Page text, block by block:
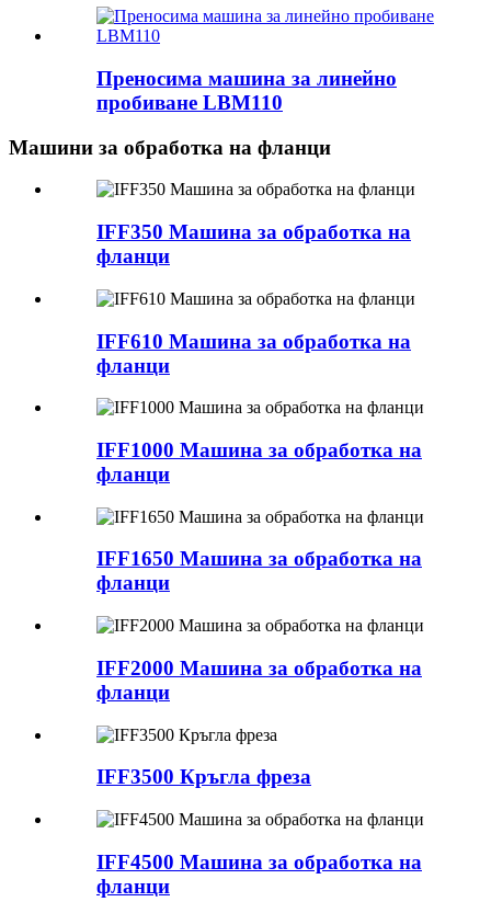
Преносима машина за линейно
пробиване LBM110
Машини за обработка на фланци
IFF350 Машина за обработка на
фланци
IFF610 Машина за обработка на
фланци
IFF1000 Машина за обработка на
фланци
IFF1650 Машина за обработка на
фланци
IFF2000 Машина за обработка на
фланци
IFF3500 Кръгла фреза
IFF4500 Машина за обработка на
фланци